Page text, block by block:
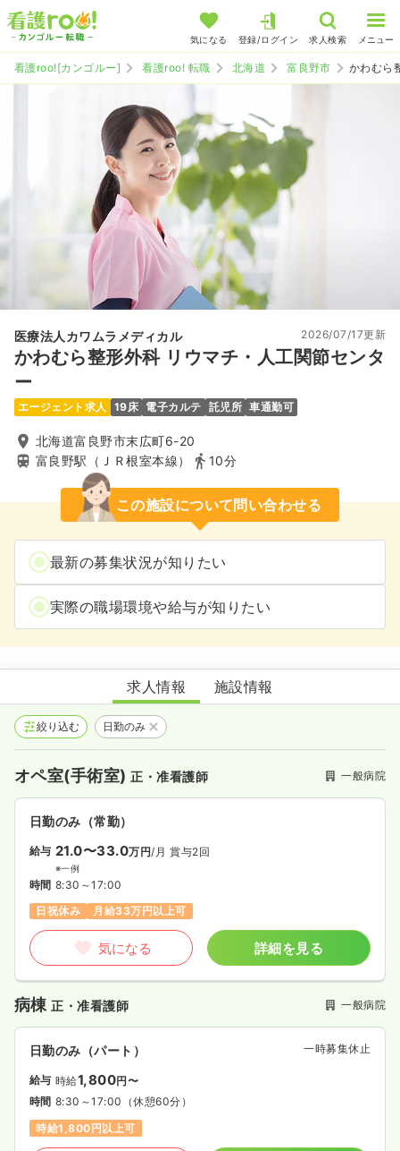
気になる 登録/ログイン 求人検索 メニュー
看護roo![カンゴルー] 看護roo! 転職 北海道 富良野市 かわむら
医療法人カワムラメディカル
かわむら整形外科 リウマチ・人工関節センタ
ー
2026/07/17更新
エージェント求人 19床 電子カルテ 託児所 車通勤可
北海道富良野市末広町6-20
富良野駅（ＪＲ根室本線）
10分
この施設について問い合わせる
最新の募集状況が知りたい
実際の職場環境や給与が知りたい
かわむら整形外科 リウマチ・人工関節センター
求人情報 施設情報
絞り込む 日勤のみ
オペ室(手術室)正・准看護師 一般病院
日勤のみ（常勤）
給与 21.0〜33.0万円/月 賞与2回
※一例
時間 8:30～17:00
日祝休み
月給33万円以上可
気になる 詳細を見る
病棟正・准看護師 一般病院
日勤のみ（パート） 一時募集休止
給与 時給1,800円〜
時間 8:30～17:00 （休憩60分）
時給1,800円以上可